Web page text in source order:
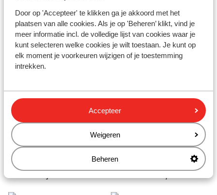
Door op 'Accepteer' te klikken ga je akkoord met het
plaatsen van alle cookies. Als je op 'Beheren’ klikt, vind je
meer informatie incl. de volledige lijst van cookies waar je
kunt selecteren welke cookies je wilt toestaan. Je kunt op
elk moment je voorkeuren wijzigen of je toestemming
intrekken.
Accepteer
Weigeren
Beheren
Door de ogen van onze gasten